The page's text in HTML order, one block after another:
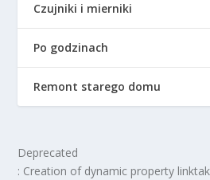
Czujniki i mierniki
Po godzinach
Remont starego domu
Deprecated
: Creation of dynamic property